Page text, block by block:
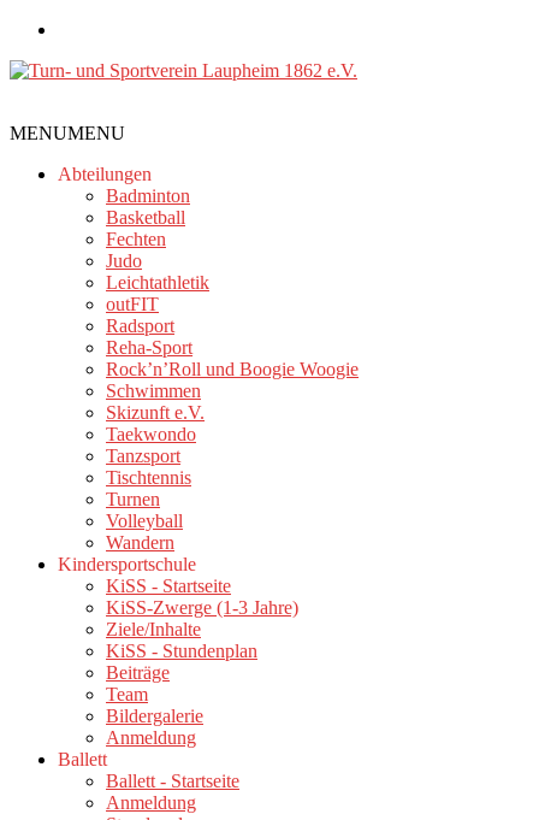
Zum
springen
und
Sportverein
Laupheim
MENUMENU
Abteilungen
Badminton
Basketball
Fechten
Judo
Leichtathletik
outFIT
Radsport
Reha-Sport
Rock’n’Roll und Boogie Woogie
Schwimmen
Skizunft e.V.
Taekwondo
Tanzsport
Tischtennis
Turnen
Volleyball
Wandern
Kindersportschule
KiSS - Startseite
KiSS-Zwerge (1-3 Jahre)
Ziele/Inhalte
KiSS - Stundenplan
Beiträge
Team
Bildergalerie
Anmeldung
Ballett
Ballett - Startseite
Anmeldung